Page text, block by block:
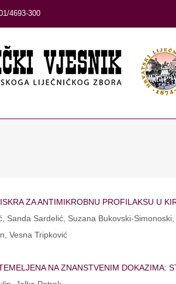
4693-300
ZA ANTIMIKROBNU PROFILAKSU U
Sanda Sardelić, Suzana Bukovski-
Vesna Tripković
NA ZNANSTVENIM DOKAZIMA: